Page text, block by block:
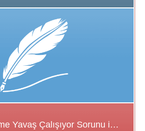
Google Chrome Yavaş Çalışıyor Sorunu için Çözüm Önerileri